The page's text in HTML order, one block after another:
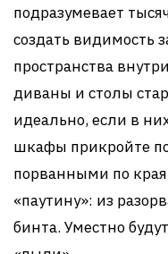
подразумевает
создать видимость
пространства
диваны и столы
идеально, если в
шкафы прикройте
порванными по
«паутину»: из
бинта. Уместно